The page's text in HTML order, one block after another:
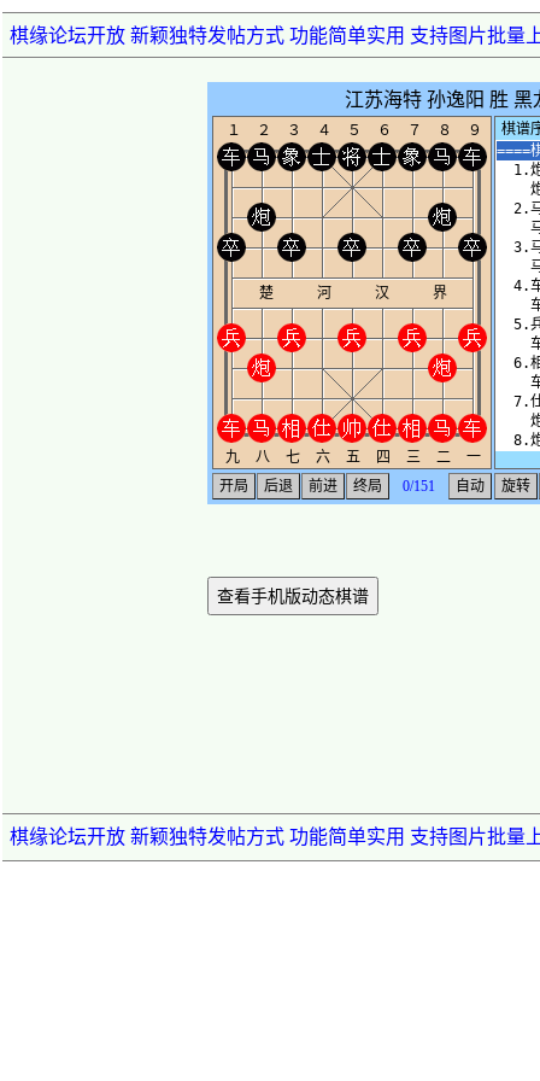
棋缘论坛开放 新颖独特发帖方式 功能简单实用 支持图片批量
查看手机版动态棋谱
棋缘论坛开放 新颖独特发帖方式 功能简单实用 支持图片批量